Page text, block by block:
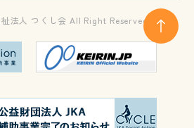
法人 つくし会 All Right Reserved.